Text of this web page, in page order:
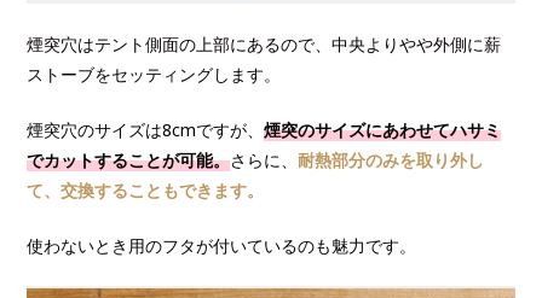
煙突穴はテント側面の上部にあるので、中央よりやや外側に薪
ストーブをセッティングします。
煙突穴のサイズは8cmですが、煙突のサイズにあわせてハサミ
でカットすることが可能。さらに、耐熱部分のみを取り外し
て、交換することもできます。
使わないとき用のフタが付いているのも魅力です。